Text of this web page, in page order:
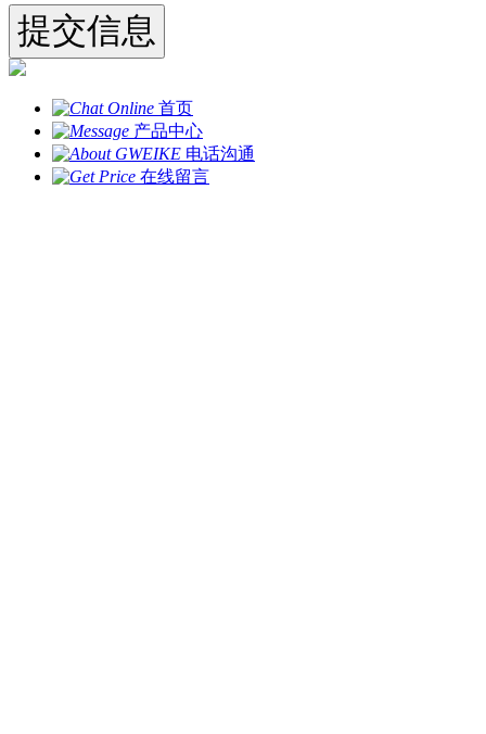
首页
产品中心
电话沟通
在线留言